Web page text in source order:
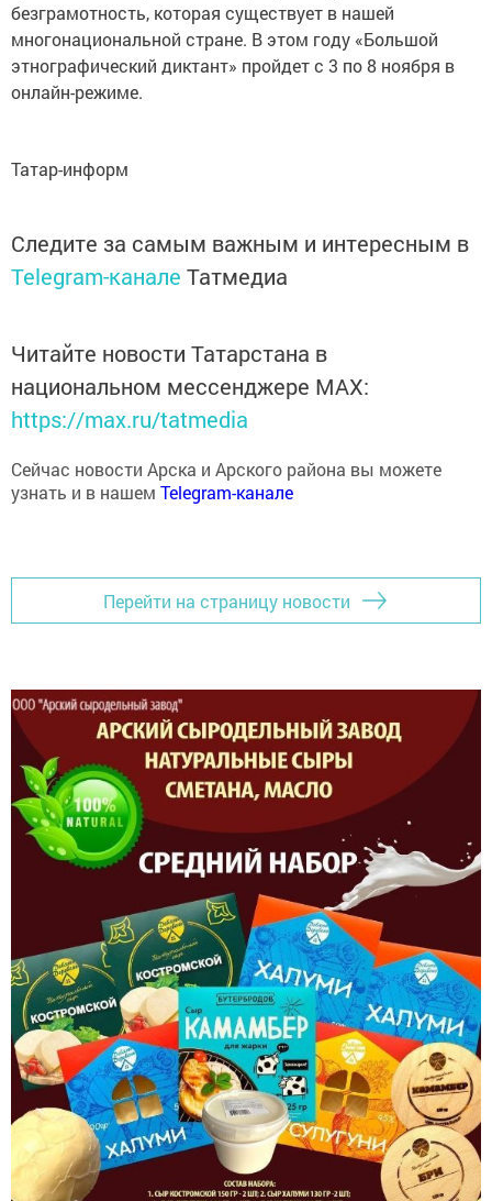
безграмотность, которая существует в нашей
многонациональной стране. В этом году «Большой
этнографический диктант» пройдет с 3 по 8 ноября в
онлайн-режиме.
Татар-информ
Следите за самым важным и интересным в
Telegram-канале Татмедиа
Читайте новости Татарстана в
национальном мессенджере MАХ:
https://max.ru/tatmedia
Сейчас новости Арска и Арского района вы можете
узнать и в нашем Telegram-канале
Перейти на страницу новости